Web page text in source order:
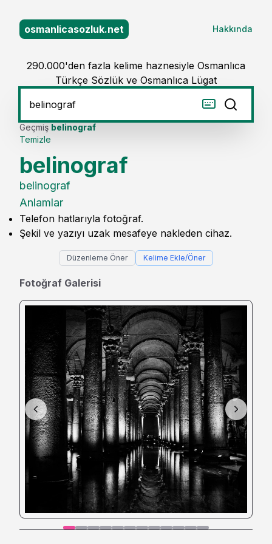
osmanlicasozluk.net Hakkında
290.000'den fazla kelime haznesiyle Osmanlıca
Türkçe Sözlük ve Osmanlıca Lügat
Geçmiş
Temizle
belinograf
belinograf
belinograf
Anlamlar
Telefon hatlarıyla fotoğraf.
Şekil ve yazıyı uzak mesafeye nakleden cihaz.
Düzenleme Öner Kelime Ekle/Öner
Fotoğraf Galerisi